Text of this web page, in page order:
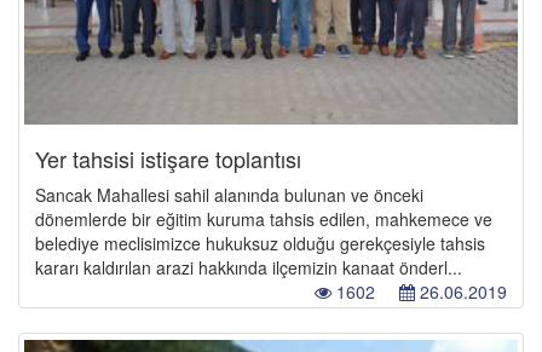
Yer tahsisi istişare toplantısı
Sancak Mahallesi sahil alanında bulunan ve önceki
dönemlerde bir eğitim kuruma tahsis edilen, mahkemece ve
belediye meclisimizce hukuksuz olduğu gerekçesiyle tahsis
kararı kaldırılan arazi hakkında ilçemizin kanaat önderl...
26.06.2019
1602